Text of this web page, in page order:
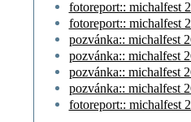
fotoreport:: michalfest
fotoreport:: michalfest
pozvánka:: michalfest
pozvánka:: michalfest
pozvánka:: michalfest
pozvánka:: michalfest
fotoreport:: michalfest